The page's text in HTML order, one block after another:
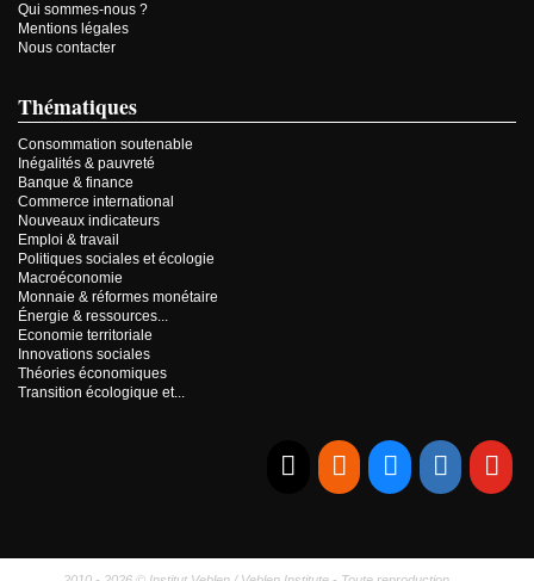
Qui sommes-nous ?
Mentions légales
Nous contacter
Thématiques
Consommation soutenable
Inégalités & pauvreté
Banque & finance
Commerce international
Nouveaux indicateurs
Emploi & travail
Politiques sociales et écologie
Macroéconomie
Monnaie & réformes monétaire
Énergie & ressources...
Economie territoriale
Innovations sociales
Théories économiques
Transition écologique et...